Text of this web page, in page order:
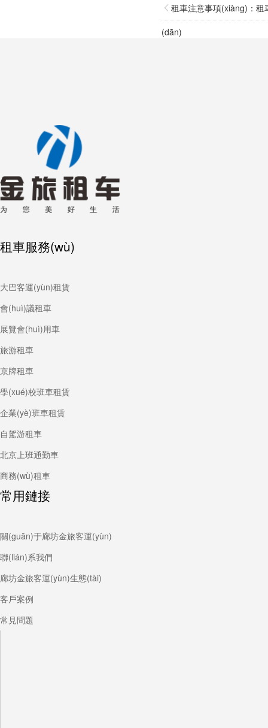
租車注意事項(xiàng)：
(dān)
租車服務(wù)
大巴客運(yùn)租賃
會(huì)議租車
展覽會(huì)用車
旅游租車
京牌租車
學(xué)校班車租賃
企業(yè)班車租賃
自駕游租車
北京上班通勤車
商務(wù)租車
常用鏈接
關(guān)于廊坊金旅客運(yùn)
聯(lián)系我們
廊坊金旅客運(yùn)生態(tài)
客戶案例
常見問題